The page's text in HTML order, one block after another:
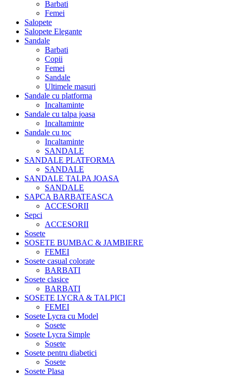
Barbati
Femei
Salopete
Salopete Elegante
Sandale
Barbati
Copii
Femei
Sandale
Ultimele masuri
Sandale cu platforma
Incaltaminte
Sandale cu talpa joasa
Incaltaminte
Sandale cu toc
Incaltaminte
SANDALE
SANDALE PLATFORMA
SANDALE
SANDALE TALPA JOASA
SANDALE
SAPCA BARBATEASCA
ACCESORII
Sepci
ACCESORII
Sosete
SOSETE BUMBAC & JAMBIERE
FEMEI
Sosete casual colorate
BARBATI
Sosete clasice
BARBATI
SOSETE LYCRA & TALPICI
FEMEI
Sosete Lycra cu Model
Sosete
Sosete Lycra Simple
Sosete
Sosete pentru diabetici
Sosete
Sosete Plasa